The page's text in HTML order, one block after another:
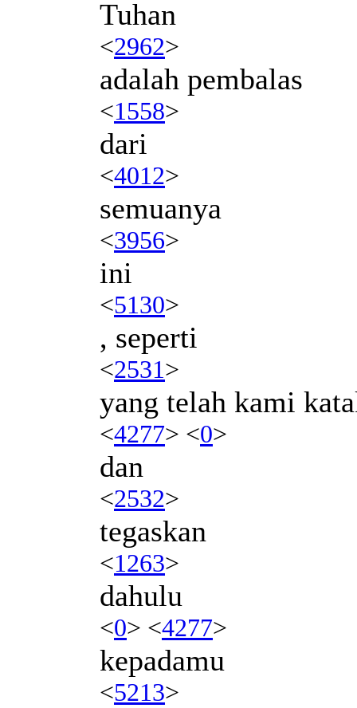
Tuhan
<2962>
adalah pembalas
<1558>
dari
<4012>
semuanya
<3956>
ini
<5130>
, seperti
<2531>
yang telah kami
<4277> <0>
dan
<2532>
tegaskan
<1263>
dahulu
<0> <4277>
kepadamu
<5213>